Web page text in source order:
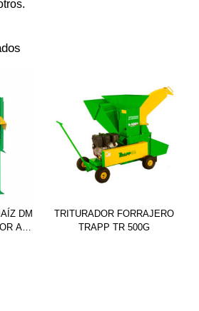
DM
A
TRITURADOR FORRAJERO
TRAPP TR 500G